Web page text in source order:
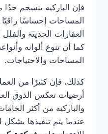
فإن الباركيه ينسجم جدًا
المساحات إحساسًا
العقارات الحديثة
كما أن تنوع ألوانه
المساحات والاحتياجات.
كذلك، فإن كثيرًا من
أرضيات تعكس الذوق
والباركيه من أكثر
عندما يتم تنفيذها